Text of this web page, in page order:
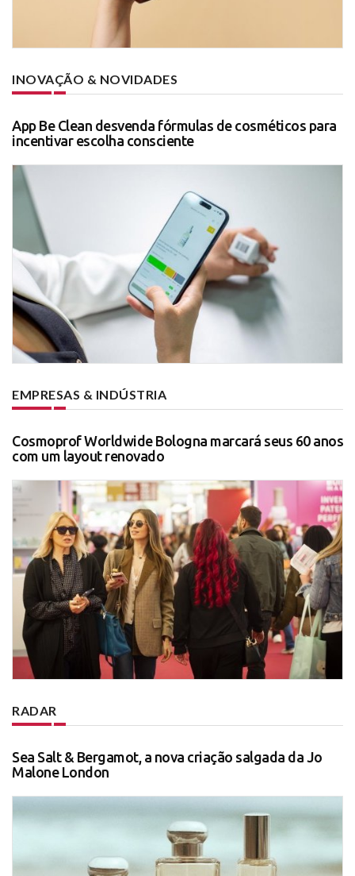
INOVAÇÃO & NOVIDADES
App Be Clean desvenda fórmulas de cosméticos para
incentivar escolha consciente
EMPRESAS & INDÚSTRIA
Cosmoprof Worldwide Bologna marcará seus 60 anos
com um layout renovado
RADAR
Sea Salt & Bergamot, a nova criação salgada da Jo
Malone London